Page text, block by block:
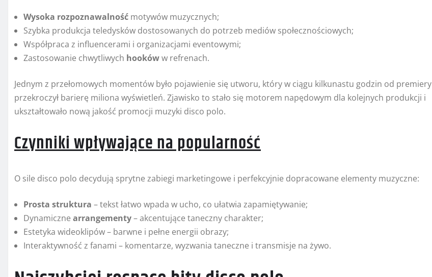
Wysoka rozpoznawalność motywów muzycznych;
Szybka produkcja teledysków dostosowanych do potrzeb mediów społecznościowych;
Współpraca z influencerami i organizacjami eventowymi;
Zastosowanie chwytliwych hookóww refrenach.
Jednym z przełomowych momentów było pojawienie się utworu, który w ciągu kilkunastu godzin od premiery
przekroczył barierę miliona wyświetleń. Zjawisko to stało się motorem napędowym dla kolejnych produkcji i
ukształtowało nową jakość promocji muzyki disco polo.
Czynniki wpływające na popularność
O sile disco polo decydują sprytne zabiegi marketingowe i perfekcyjnie dopracowane elementy muzyczne:
Prosta struktura – tekst łatwo wpada w ucho, co ułatwia zapamiętywanie;
Dynamiczne arrangementy– akcentujące taneczny charakter;
Estetyka wideoklipów – barwne i pełne energii obrazy;
Interaktywność z fanami – komentarze, wyzwania taneczne i transmisje na żywo.